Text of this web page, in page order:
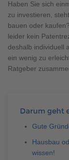
038221
Haben Sie sich
zu investieren,
bauen oder
leider kein
deshalb individuell
ein wenig zu
Ratgeber
Darum geht
Gute
Hausbau
wissen!